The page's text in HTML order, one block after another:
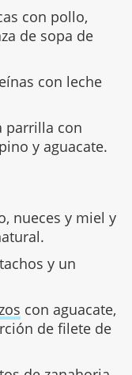
con pollo,
de sopa de
con leche
parrilla con
y aguacate.
nueces y miel y
y un
con aguacate,
de filete de